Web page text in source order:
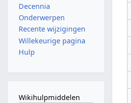
Decennia
Onderwerpen
Recente wijzigingen
Willekeurige pagina
Hulp
Wikihulpmiddelen